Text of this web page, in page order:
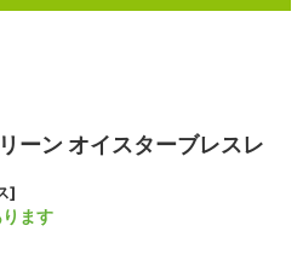
ーン オイスターブレスレ
]
ます